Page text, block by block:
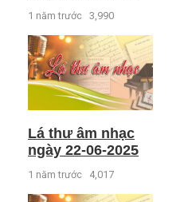
1 năm trước 3,990
Lá thư âm nhạc
ngày 22-06-2025
1 năm trước 4,017